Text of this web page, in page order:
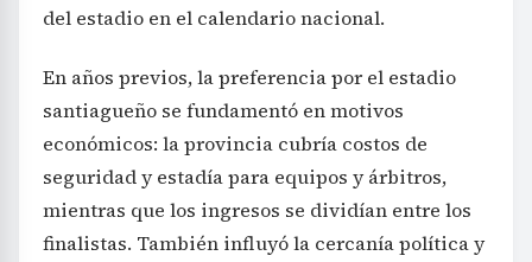
del estadio en el calendario nacional.
En años previos, la preferencia por el estadio
santiagueño se fundamentó en motivos
económicos: la provincia cubría costos de
seguridad y estadía para equipos y árbitros,
mientras que los ingresos se dividían entre los
finalistas. También influyó la cercanía política y